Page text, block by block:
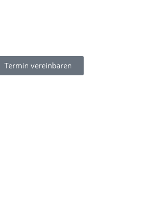
Termin vereinbaren